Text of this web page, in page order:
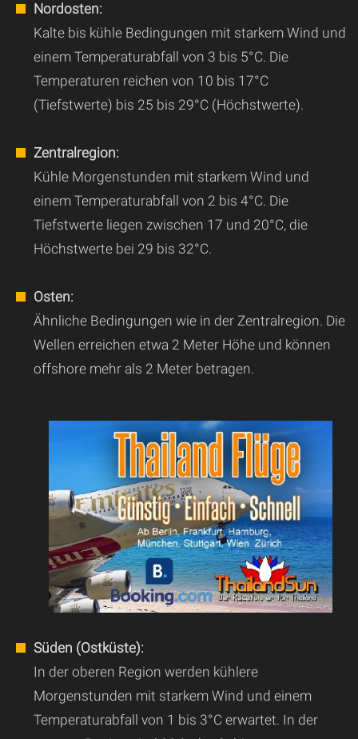
Nordosten:
Kalte bis kühle Bedingungen mit starkem Wind und
einem Temperaturabfall von 3 bis 5°C. Die
Temperaturen reichen von 10 bis 17°C
(Tiefstwerte) bis 25 bis 29°C (Höchstwerte).
Zentralregion:
Kühle Morgenstunden mit starkem Wind und
einem Temperaturabfall von 2 bis 4°C. Die
Tiefstwerte liegen zwischen 17 und 20°C, die
Höchstwerte bei 29 bis 32°C.
Osten:
Ähnliche Bedingungen wie in der Zentralregion. Die
Wellen erreichen etwa 2 Meter Höhe und können
offshore mehr als 2 Meter betragen.
Süden (Ostküste):
In der oberen Region werden kühlere
Morgenstunden mit starkem Wind und einem
Temperaturabfall von 1 bis 3°C erwartet. In der